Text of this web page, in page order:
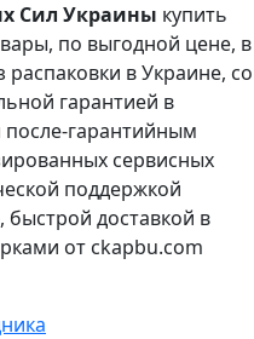
Сил Украины купить
по выгодной цене, в
в Украине, со
гарантией в
гарантийным
сервисных
поддержкой
быстрой доставкой в
от ckapbu.com